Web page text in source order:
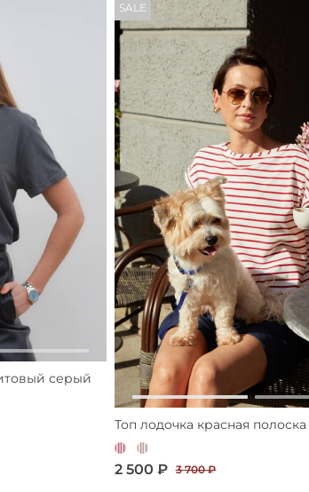
серый
Топ лодочка красная полоска
2 500 ₽ 3 700 ₽
SALE